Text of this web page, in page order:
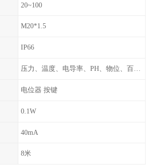
20~100
M20*1.5
IP66
压力、温度、电导率、PH、物位、百分比率
电位器 按键
0.1W
40mA
8米